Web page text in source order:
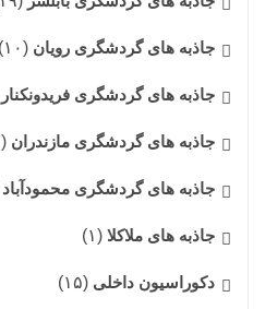
جاذبه های گردشگری رویان (۱۰)
جاذبه های گردشگری فریدونکنار
جاذبه های گردشگری مازندران (۹۷)
جاذبه های گردشگری محمودآباد
جاذبه های ملاکلا (۱)
دکوراسیون داخلی (۱۵)